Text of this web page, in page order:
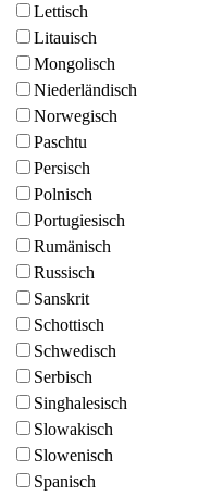
Lettisch
Litauisch
Mongolisch
Niederländisch
Norwegisch
Paschtu
Persisch
Polnisch
Portugiesisch
Rumänisch
Russisch
Sanskrit
Schottisch
Schwedisch
Serbisch
Singhalesisch
Slowakisch
Slowenisch
Spanisch